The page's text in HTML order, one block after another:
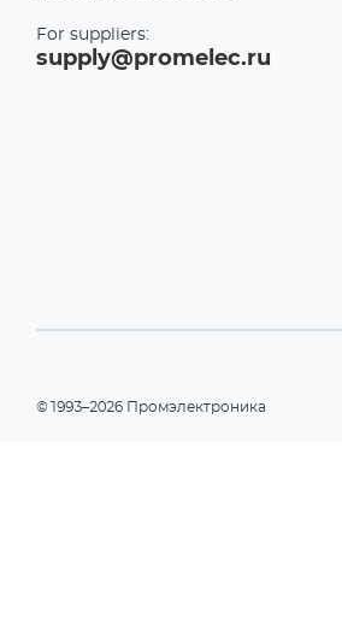
For suppliers:
supply@promelec.ru
©1993–2026 Промэлектроника